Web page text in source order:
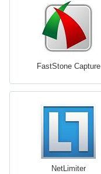
FastStone Capture
NetLimiter